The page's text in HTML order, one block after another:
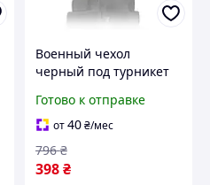
Военный чехол
черный под турникет
армейский с
креплением молле
BUN-197
Готово к отправке
от40₴/мес
398₴
796 ₴